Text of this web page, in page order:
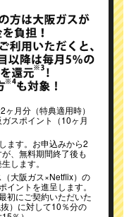
月分（特典適用時）
スポイント（10ヶ月
ます。お申込みから2
、無料期間終了後も
します。
大阪ガス×Netflix）の
イントを進呈します。
初にご契約いただいた
）に対して10％分の